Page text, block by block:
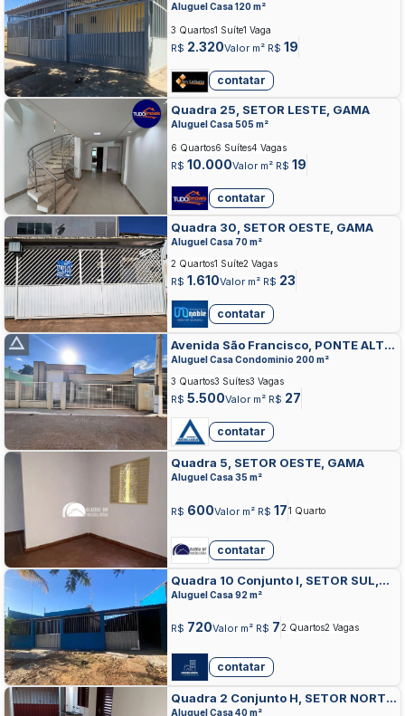
Aluguel Casa 120 m²
R$ 2.320Valor m² R$ 19
3 Quartos1 Suíte1 Vaga
contatar
Quadra 25, SETOR LESTE, GAMA
Aluguel Casa 505 m²
R$ 10.000Valor m² R$ 19
6 Quartos6 Suítes4 Vagas
contatar
Quadra 30, SETOR OESTE, GAMA
Aluguel Casa 70 m²
R$ 1.610Valor m² R$ 23
2 Quartos1 Suíte2 Vagas
contatar
Avenida São Francisco, PONTE ALTA,
GAMA
Aluguel Casa Condominio 200 m²
R$ 5.500Valor m² R$ 27
3 Quartos3 Suítes3 Vagas
contatar
Quadra 5, SETOR OESTE, GAMA
Aluguel Casa 35 m²
R$ 600Valor m² R$ 171 Quarto
contatar
Quadra 10 Conjunto I, SETOR SUL,
GAMA
Aluguel Casa 92 m²
R$ 720Valor m² R$ 72 Quartos2 Vagas
contatar
Quadra 2 Conjunto H, SETOR NORTE,
GAMA
Aluguel Casa 40 m²